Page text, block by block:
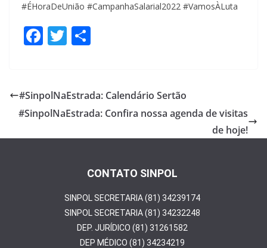
#ÉHoraDeUnião #CampanhaSalarial2022 #VamosÀLuta
F
b
o
T
er e
#SinpolNaEstrada: Calendário Sertão
#SinpolNaEstrada: Confira nossa agenda de visitas
de hoje!
CONTATO SINPOL
SINPOL SECRETARIA (81) 34239174
SINPOL SECRETARIA (81) 34232248
DEP. JURÍDICO (81) 31261582
DEP MÉDICO (81) 34234219